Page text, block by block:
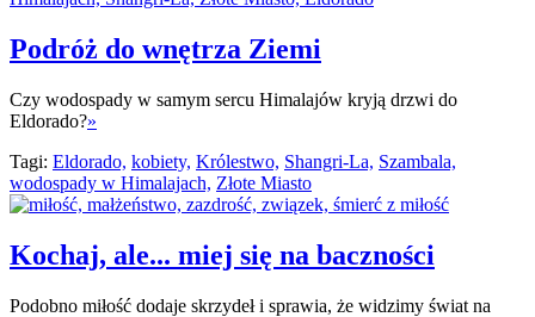
Podróż do wnętrza Ziemi
Czy wodospady w samym sercu Himalajów kryją drzwi do
Eldorado?»
Tagi: Eldorado, kobiety, Królestwo, Shangri-La, Szambala,
wodospady w Himalajach, Złote Miasto
Kochaj, ale... miej się na baczności
Podobno miłość dodaje skrzydeł i sprawia, że widzimy świat na